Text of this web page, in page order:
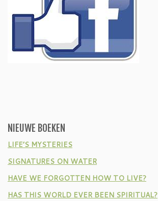
NIEUWE BOEKEN
LIFE’S MYSTERIES
SIGNATURES ON WATER
HAVE WE FORGOTTEN HOW TO LIVE?
HAS THIS WORLD EVER BEEN SPIRITUAL?